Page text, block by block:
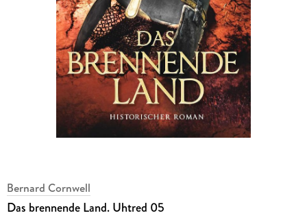
Bernard Cornwell
Das brennende Land. Uhtred 05